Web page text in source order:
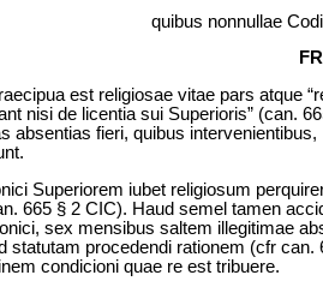
quibus nonnullae
est religiosae vitae pars atque
nisi de licentia sui Superioris” (can.
absentias fieri, quibus
Superiorem iubet religiosum
665 § 2 CIC). Haud semel tamen
sex mensibus saltem illegitimae
statutam procedendi rationem (cfr
condicioni quae re est tribuere.